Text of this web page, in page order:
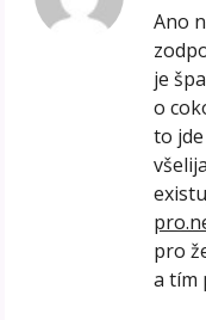
Ano
je
o
to
pro
a tím